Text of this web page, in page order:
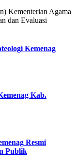
Kementerian Agama
dan Evaluasi
Kemenag
Kab.
Resmi
Publik